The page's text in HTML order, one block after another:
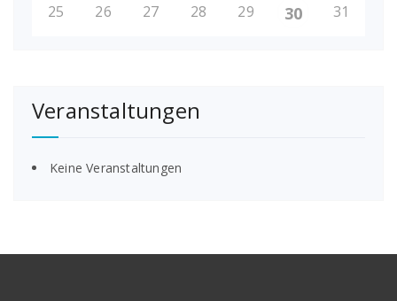
25 26 27 28 29 30 31
Veranstaltungen
Keine Veranstaltungen